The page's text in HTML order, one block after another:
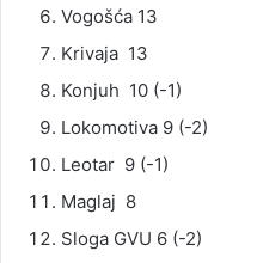
Vogošća 13
Krivaja 13
Konjuh 10 (-1)
Lokomotiva 9 (-2)
Leotar 9 (-1)
Maglaj 8
Sloga GVU 6 (-2)